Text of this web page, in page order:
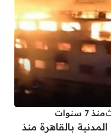
منذ 7 سنوات
بالقاهرة منذ